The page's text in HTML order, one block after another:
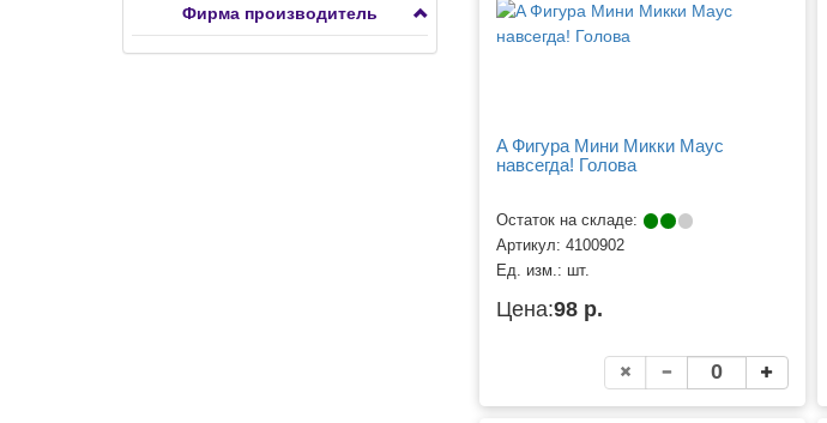
Сердца, круги, звезды,
Фирма производитель
A Фигура Мини Микки Маус
навсегда! Голова
Остаток на складе:
Артикул: 4100902
Ед. изм.: шт.
Цена:98 р.